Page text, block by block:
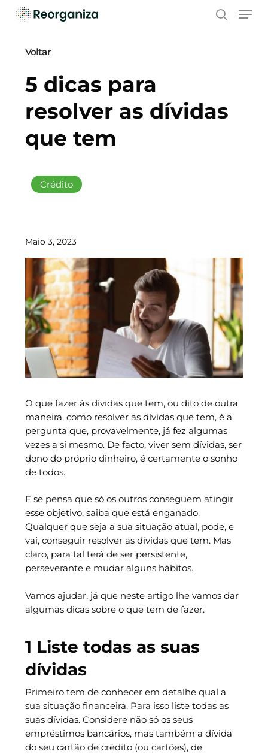
Skip
contentVoltar
Crédito
5 dicas para
resolver as dívidas
que tem
Maio 3, 2023
O que fazer às dívidas que tem, ou dito de outra
maneira, como resolver as dívidas que tem, é a
pergunta que, provavelmente, já fez algumas
vezes a si mesmo. De facto, viver sem dívidas, ser
dono do próprio dinheiro, é certamente o sonho
de todos.
E se pensa que só os outros conseguem atingir
esse objetivo, saiba que está enganado.
Qualquer que seja a sua situação atual, pode, e
vai, conseguir resolver as dívidas que tem. Mas
claro, para tal terá de ser persistente,
perseverante e mudar alguns hábitos.
Vamos ajudar, já que neste artigo lhe vamos dar
algumas dicas sobre o que tem de fazer.
1 Liste todas as suas
dívidas
Primeiro tem de conhecer em detalhe qual a
sua situação financeira. Para isso liste todas as
suas dívidas. Considere não só os seus
empréstimos bancários, mas também a dívida
do seu cartão de crédito (ou cartões), de